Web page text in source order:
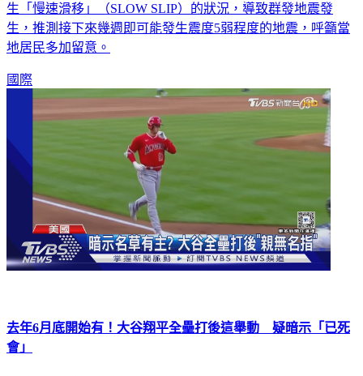
生「慢速滑移」（SLOW SLIP）的狀況，導致群發地震發
生，推測接下來幾週即可能發生震度5弱程度的地震，呼籲當
地居民多加留意。
國際
去年6月底開始有！大谷翔平全壘打後這舉動 疑暗示「已死
會」